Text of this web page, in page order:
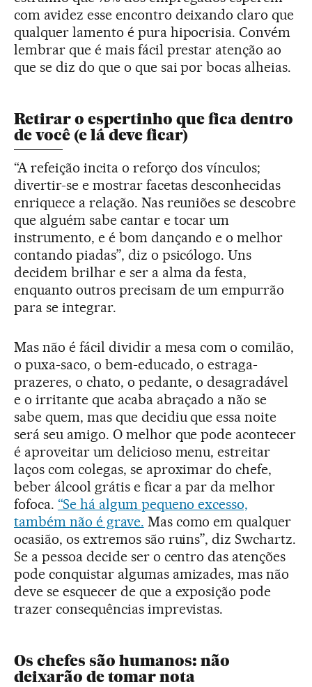
com avidez esse encontro deixando claro que
qualquer lamento é pura hipocrisia. Convém
lembrar que é mais fácil prestar atenção ao
que se diz do que o que sai por bocas alheias.
Retirar o espertinho que fica dentro
de você (e lá deve ficar)
“A refeição incita o reforço dos vínculos;
divertir-se e mostrar facetas desconhecidas
enriquece a relação. Nas reuniões se descobre
que alguém sabe cantar e tocar um
instrumento, e é bom dançando e o melhor
contando piadas”, diz o psicólogo. Uns
decidem brilhar e ser a alma da festa,
enquanto outros precisam de um empurrão
para se integrar.
Mas não é fácil dividir a mesa com o comilão,
o puxa-saco, o bem-educado, o estraga-
prazeres, o chato, o pedante, o desagradável
e o irritante que acaba abraçado a não se
sabe quem, mas que decidiu que essa noite
será seu amigo. O melhor que pode acontecer
é aproveitar um delicioso menu, estreitar
laços com colegas, se aproximar do chefe,
beber álcool grátis e ficar a par da melhor
fofoca. “Se há algum pequeno excesso,
também não é grave. Mas como em qualquer
ocasião, os extremos são ruins”, diz Swchartz.
Se a pessoa decide ser o centro das atenções
pode conquistar algumas amizades, mas não
deve se esquecer de que a exposição pode
trazer consequências imprevistas.
Os chefes são humanos: não
deixarão de tomar nota